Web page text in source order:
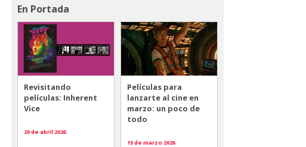
En Portada
Revisitando
películas: Inherent
Vice
20 de abril 2026
Películas para
lanzarte al cine en
marzo: un poco de
todo
15 de marzo 2026